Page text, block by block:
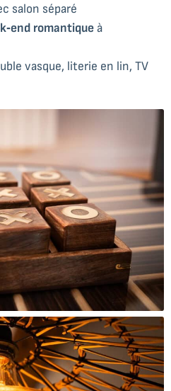
salon séparé
romantiqueà
vasque, literie en lin, TV